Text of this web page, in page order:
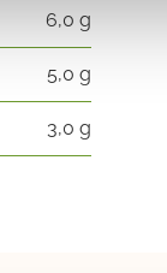
6,0 g
5,0 g
3,0 g